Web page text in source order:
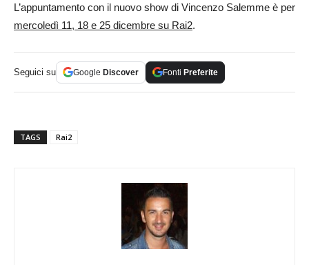
L’appuntamento con il nuovo show di Vincenzo Salemme è per
mercoledì 11, 18 e 25 dicembre su Rai2.
Seguici su Google Discover Fonti Preferite
TAGS Rai2